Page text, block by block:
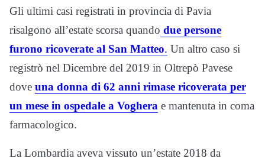
Gli ultimi casi registrati in provincia di Pavia
risalgono all’estate scorsa quando due persone
furono ricoverate al San Matteo. Un altro caso si
registrò nel Dicembre del 2019 in Oltrepò Pavese
dove una donna di 62 anni rimase ricoverata per
un mese in ospedale a Voghera e mantenuta in coma
farmacologico.
La Lombardia aveva vissuto un’estate 2018 da